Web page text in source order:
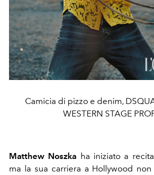
Camicia di pizzo e denim,
WESTERN STAGE
Matthew Noszka ha iniziato a
ma la sua carriera a Hollywood